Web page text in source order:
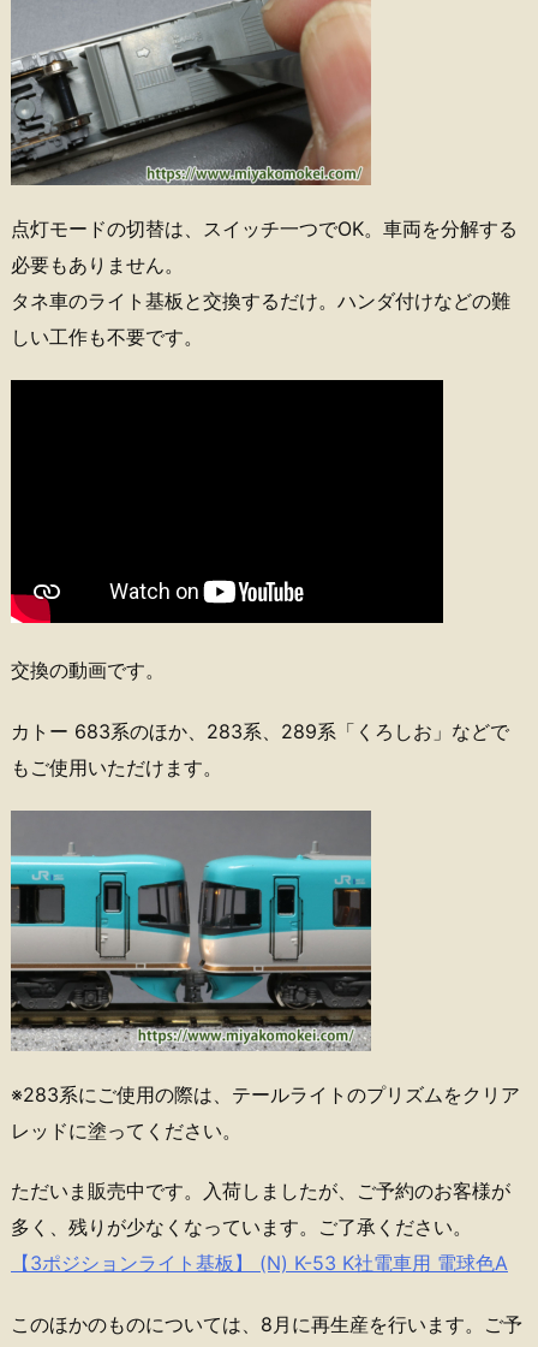
点灯モードの切替は、スイッチ一つでOK。車両を分解する
必要もありません。
タネ車のライト基板と交換するだけ。ハンダ付けなどの難
しい工作も不要です。
交換の動画です。
カトー 683系のほか、283系、289系「くろしお」などで
もご使用いただけます。
※283系にご使用の際は、テールライトのプリズムをクリア
レッドに塗ってください。
ただいま販売中です。入荷しましたが、ご予約のお客様が
多く、残りが少なくなっています。ご了承ください。
【3ポジションライト基板】 (N) K-53 K社電車用 電球色A
このほかのものについては、8月に再生産を行います。ご予